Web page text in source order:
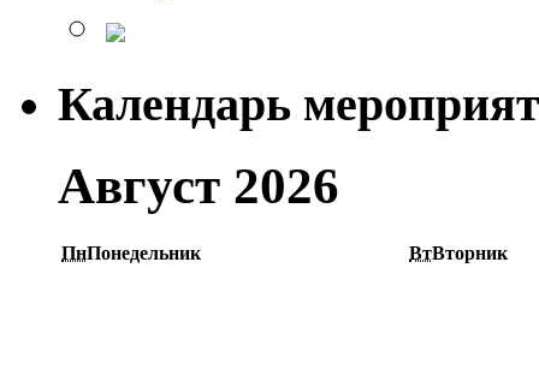
Календарь
Август 2026
ПнПонедельник ВтВторник